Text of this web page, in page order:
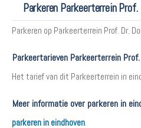
Parkeren Parkeerterrein Prof.
Parkeren op Parkeerterrein Prof. Dr.
Parkeertarieven Parkeerterrein
Het tarief van dit Parkeerterrein in
Meer informatie over parkeren in
parkeren in eindhoven.